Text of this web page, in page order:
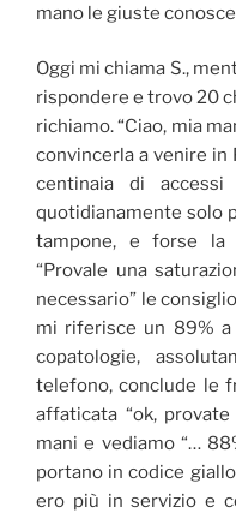
mano le giuste
Oggi mi chiama S.,
rispondere e trovo 20
richiamo. “Ciao, mia
convincerla a venire in
centinaia di
quotidianamente solo
tampone, e forse la
“Provale una
necessario” le
mi riferisce un 89% a
copatologie,
telefono, conclude le
affaticata “ok,
mani e vediamo “…
portano in codice
ero più in servizio e